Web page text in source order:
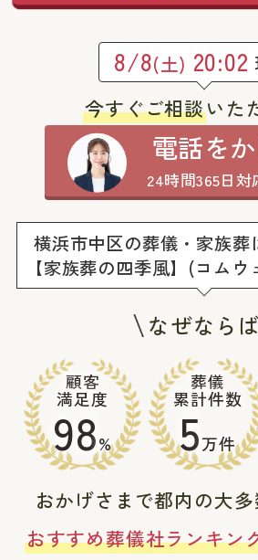
8/8(土) 20:02
今すぐご相談いた
電話を
24時間365日対
横浜市中区の葬儀・家族葬
【家族葬の四季風】(コム
なぜならば
顧客
満足度
98%
葬儀
累計件数
5万件
おかげさまで都内の大多
おすすめ葬儀社ランキン